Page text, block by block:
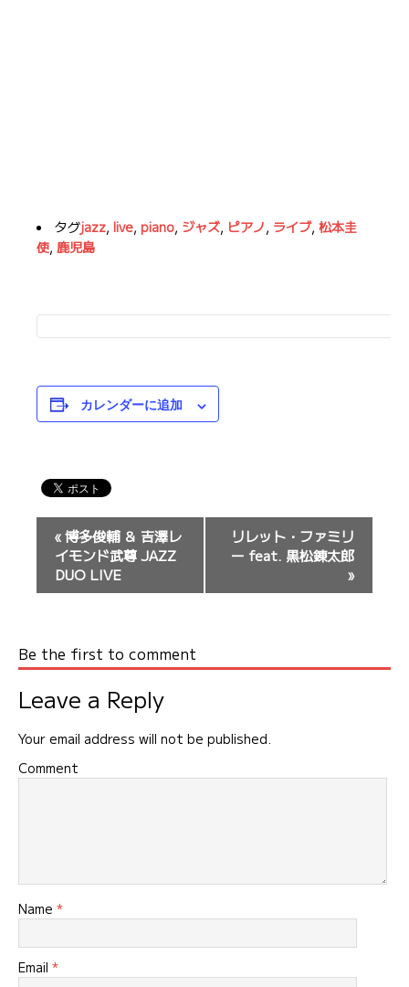
タグjazz, live, piano, ジャズ, ピアノ, ライブ, 松本圭
使, 鹿児島
カレンダーに追加
ト
ビ
ゲ
ー
ョ
ン
«博多俊輔 ＆ 吉澤レ
イモンド武尊 JAZZ
DUO LIVE
リレット・ファミリ
ー feat. 黒松錬太郎
»
Be the first to comment
Leave a Reply
Your email address will not be published.
Comment
Name *
Email *